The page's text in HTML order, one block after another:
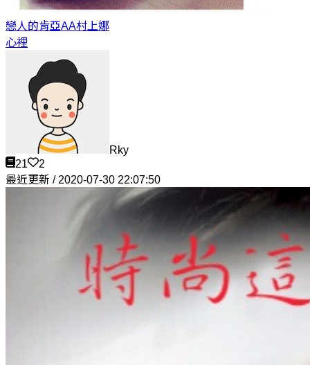
戀人的肯亞AA村上娜
心裡
Rky
21
2
最近更新 / 2020-07-30 22:07:50